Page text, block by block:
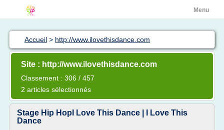
Menu
Accueil > http://www.ilovethisdance.com
Site : http://www.ilovethisdance.com
Classement : 306 / 457
2 articles sélectionnés
Stage Hip HopI Love This Dance | I Love This
Dance